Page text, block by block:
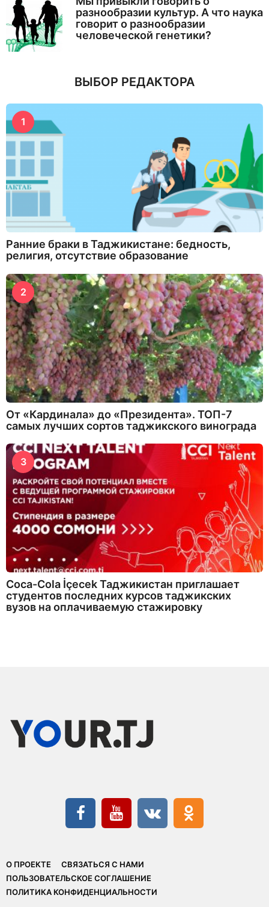
разнообразии культур. А что наука
говорит о разнообразии
человеческой генетики?
ВЫБОР РЕДАКТОРА
1
Ранние браки в Таджикистане: бедность,
религия, отсутствие образование
2
От «Кардинала» до «Президента». ТОП-7
самых лучших сортов таджикского винограда
3
Coca-Cola İçecek Таджикистан приглашает
студентов последних курсов таджикских
вузов на оплачиваемую стажировку
О ПРОЕКТЕ
СВЯЗАТЬСЯ С НАМИ
ПОЛЬЗОВАТЕЛЬСКОЕ СОГЛАШЕНИЕ
ПОЛИТИКА КОНФИДЕНЦИАЛЬНОСТИ